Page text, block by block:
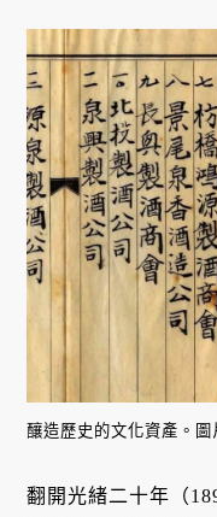
釀造歷史的文化資產。
翻開光緒二十年（